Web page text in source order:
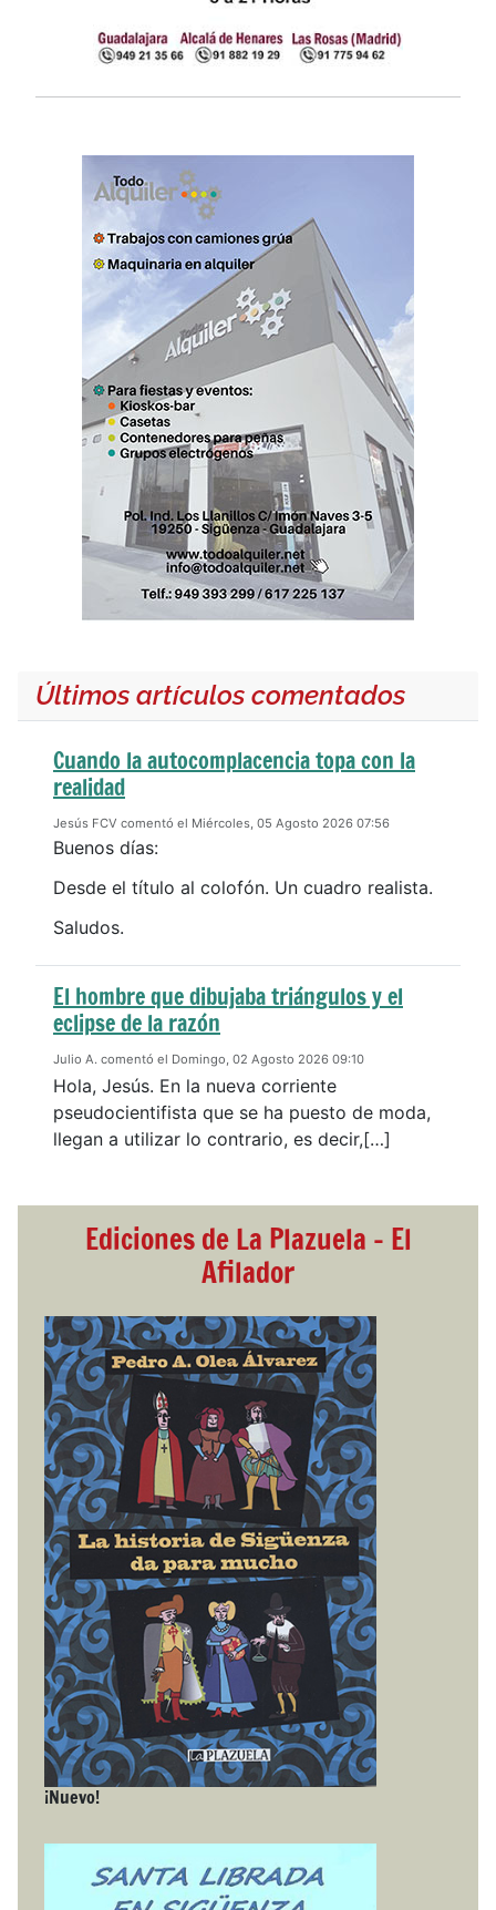
Últimos artículos comentados
Cuando la autocomplacencia topa con la
realidad
Jesús FCV comentó el Miércoles, 05 Agosto 2026 07:56
Buenos días:
Desde el título al colofón. Un cuadro realista.
Saludos.
El hombre que dibujaba triángulos y el
eclipse de la razón
Julio A. comentó el Domingo, 02 Agosto 2026 09:10
Hola, Jesús. En la nueva corriente
pseudocientifista que se ha puesto de moda,
llegan a utilizar lo contrario, es decir,[…]
Ediciones de La Plazuela - El
Afilador
¡Nuevo!